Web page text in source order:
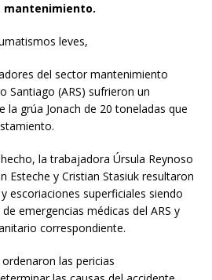
mantenimiento.
leves,
del sector mantenimiento
Santiago (ARS) sufrieron un
la grúa Jonach de 20 toneladas que
la trabajadora Úrsula Reynoso
Esteche y Cristian Stasiuk resultaron
escoriaciones superficiales siendo
emergencias médicas del ARS y
correspondiente.
las pericias